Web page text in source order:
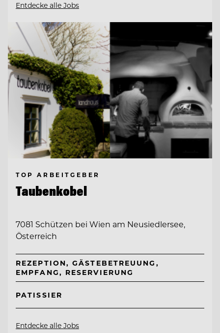
Entdecke alle Jobs
TOP ARBEITGEBER
Taubenkobel
7081 Schützen bei Wien am Neusiedlersee,
Österreich
REZEPTION, GÄSTEBETREUUNG,
EMPFANG, RESERVIERUNG
PATISSIER
Entdecke alle Jobs